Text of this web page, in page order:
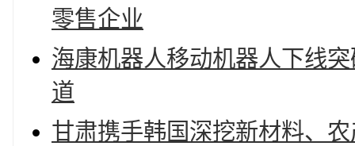
零售企业
海康机器人移动机器人下线
道
甘肃携手韩国深挖新材料、